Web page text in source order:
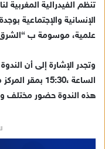
ي
د
إ
ل
ك
و
تنظم الفيدرالية
علمية، موسومة ب
وتجدر الإشارة إلى أن
الساعة ،15:30
هذه الندوة حضور مختلف